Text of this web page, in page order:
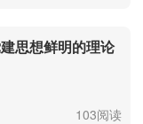
103阅读